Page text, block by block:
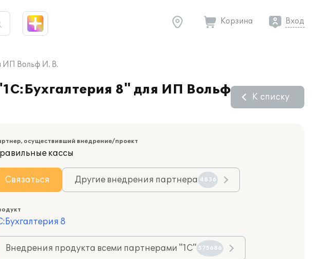
Корзина Вход
ИП Вольф И. В.
8" для ИП Вольф
К списку
осуществивший внедрение/проект
кассы
Связаться Другие внедрения партнера 4836
8
Внедрения продукта всеми партнерами "1С" 575686